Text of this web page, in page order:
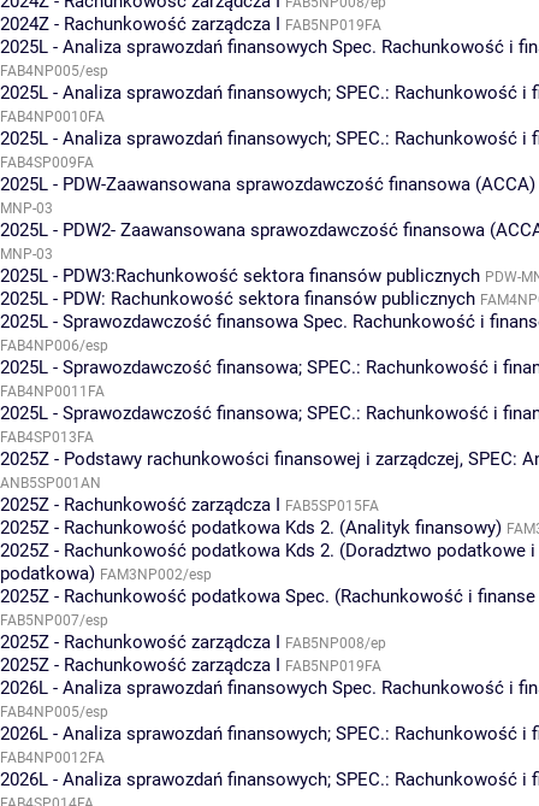
2024Z - Rachunkowość zarządcza I FAB5NP019FA
2025L - Analiza sprawozdań finansowych Spec. Rachunkowość i
FAB4NP005/esp
2025L - Analiza sprawozdań finansowych; SPEC.: Rachunkowość i
FAB4NP0010FA
2025L - Analiza sprawozdań finansowych; SPEC.: Rachunkowość i
FAB4SP009FA
2025L - PDW-Zaawansowana sprawozdawczość finansowa (ACCA)
MNP-03
2025L - PDW2- Zaawansowana sprawozdawczość finansowa
MNP-03
2025L - PDW3:Rachunkowość sektora finansów publicznych PDW-
2025L - PDW: Rachunkowość sektora finansów publicznych
2025L - Sprawozdawczość finansowa Spec. Rachunkowość i
FAB4NP006/esp
2025L - Sprawozdawczość finansowa; SPEC.: Rachunkowość i
FAB4NP0011FA
2025L - Sprawozdawczość finansowa; SPEC.: Rachunkowość i
FAB4SP013FA
2025Z - Podstawy rachunkowości finansowej i zarządczej, SPEC:
ANB5SP001AN
2025Z - Rachunkowość zarządcza I FAB5SP015FA
2025Z - Rachunkowość podatkowa Kds 2. (Analityk finansowy)
2025Z - Rachunkowość podatkowa Kds 2. (Doradztwo podatkowe
podatkowa) FAM3NP002/esp
2025Z - Rachunkowość podatkowa Spec. (Rachunkowość i finanse
FAB5NP007/esp
2025Z - Rachunkowość zarządcza I FAB5NP008/ep
2025Z - Rachunkowość zarządcza I FAB5NP019FA
2026L - Analiza sprawozdań finansowych Spec. Rachunkowość i
FAB4NP005/esp
2026L - Analiza sprawozdań finansowych; SPEC.: Rachunkowość i
FAB4NP0012FA
2026L - Analiza sprawozdań finansowych; SPEC.: Rachunkowość i